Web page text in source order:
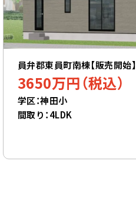
員弁郡東員町南棟【販売開始】
3650万円（税込）
学区：神田小
間取り：4LDK